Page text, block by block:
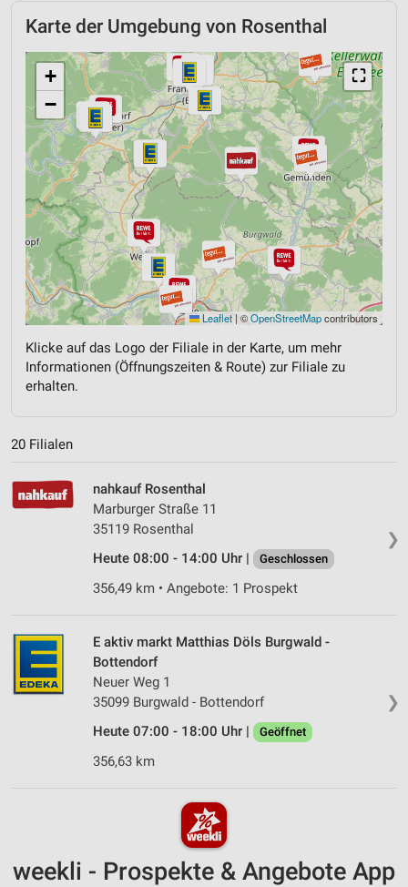
Karte der Umgebung von Rosenthal
⛶
+
−
Leaflet | ©OpenStreetMapcontributors
Klicke auf das Logo der Filiale in der Karte, um mehr
Informationen (Öffnungszeiten & Route) zur Filiale zu
erhalten.
20 Filialen
❯
nahkauf Rosenthal
Marburger Straße 11
35119 Rosenthal
Heute 08:00 - 14:00 Uhr |
Geschlossen
356,49 km • Angebote: 1 Prospekt
❯
E aktiv markt Matthias Döls Burgwald -
Bottendorf
Neuer Weg 1
35099 Burgwald - Bottendorf
Heute 07:00 - 18:00 Uhr |
Geöffnet
356,63 km
weekli - Prospekte & Angebote App